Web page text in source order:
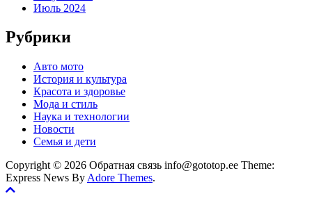
Июль 2024
Рубрики
Авто мото
История и культура
Красота и здоровье
Мода и стиль
Наука и технологии
Новости
Семья и дети
Copyright © 2026 Обратная связь info@gototop.ee Theme:
Express News By Adore Themes.